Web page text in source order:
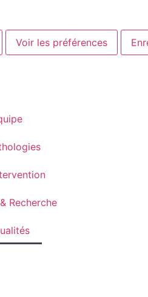
Voir les préférences
Recherche